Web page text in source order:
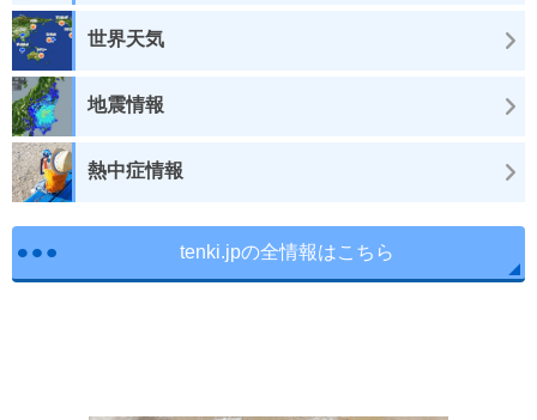
世界天気
地震情報
熱中症情報
tenki.jpの全情報はこちら